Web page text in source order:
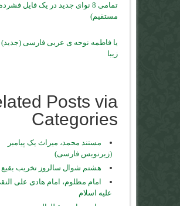
تمامی 8 نوای جدید در یک فایل
مستقیم)
یا فاطمه نوحه ی عربی فارسی (جدید)
زیبا
Posts via
Categories
مستند محمد، میراث یک پیامبر
(زیرنویس فارسی)
هشتم شوال سالروز تخریب بقیع
امام مظلوم، امام هادی علی
علیه اسلام